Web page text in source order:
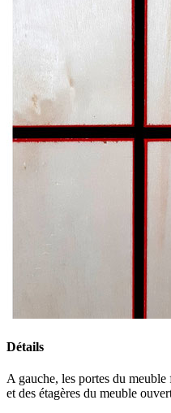
Détails
A gauche, les portes du
et des étagères du meuble